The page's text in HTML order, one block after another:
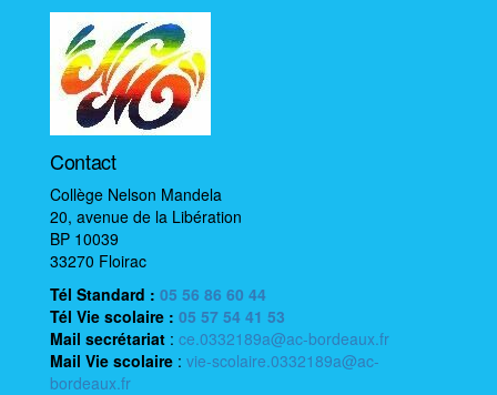
Contact
Collège Nelson Mandela
20, avenue de la Libération
BP 10039
33270 Floirac
Tél Standard : 05 56 86 60 44
Tél Vie scolaire : 05 57 54 41 53
Mail secrétariat : ce.0332189a@ac-bordeaux.fr
Mail Vie scolaire : vie-scolaire.0332189a@ac-
bordeaux.fr